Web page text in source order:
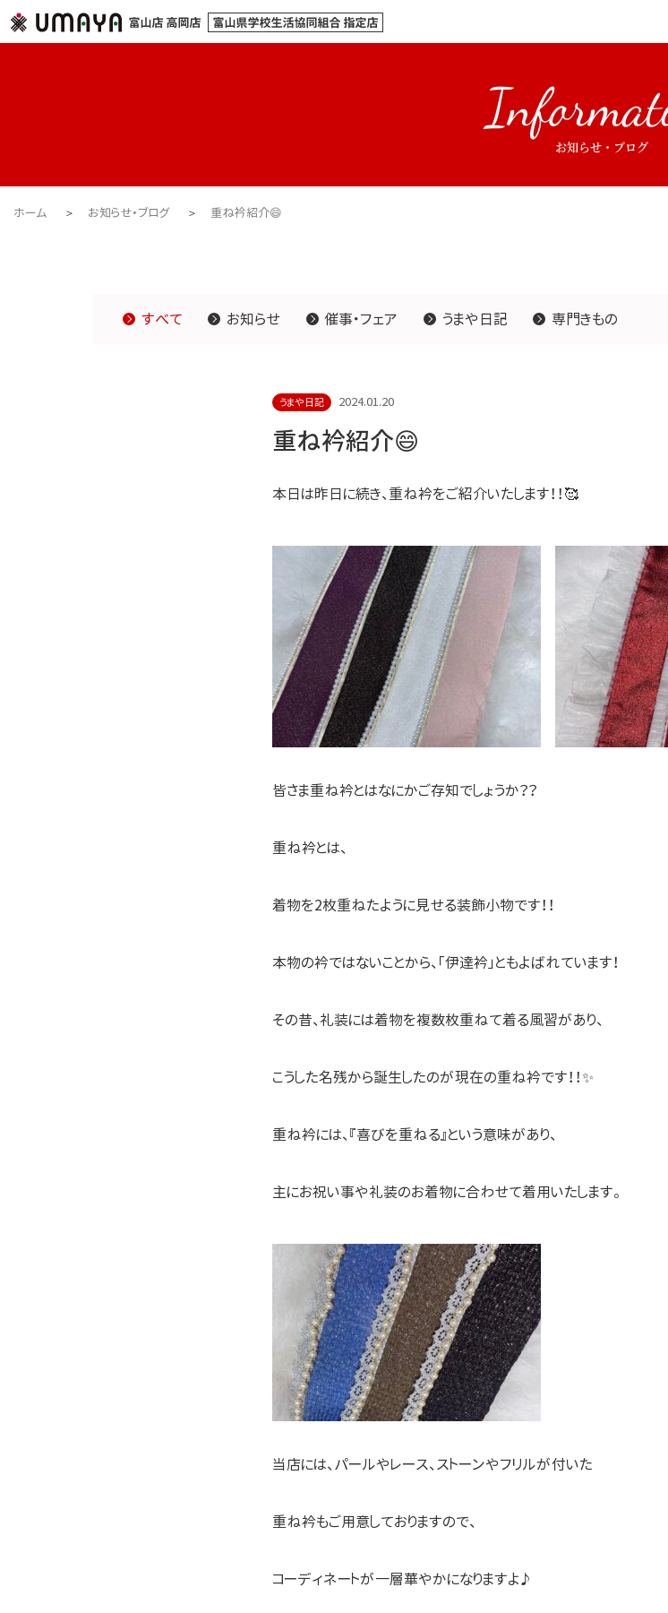
お知らせ・ブログ
ホーム お知らせ・ブログ 重ね衿紹介😄
すべて お知らせ 催事・フェア うまや日記 専門きもの
うまや日記 2024.01.20
重ね衿紹介😄
本日は昨日に続き、重ね衿をご紹介いたします！！🥰
皆さま重ね衿とはなにかご存知でしょうか？？
重ね衿とは、
着物を2枚重ねたように見せる装飾小物です！！
本物の衿ではないことから、「伊達衿」ともよばれています！
その昔、礼装には着物を複数枚重ねて着る風習があり、
こうした名残から誕生したのが現在の重ね衿です！！✨
重ね衿には、『喜びを重ねる』という意味があり、
主にお祝い事や礼装のお着物に合わせて着用いたします。
当店には、パールやレース、ストーンやフリルが付いた
重ね衿もご用意しておりますので、
コーディネートが一層華やかになりますよ♪